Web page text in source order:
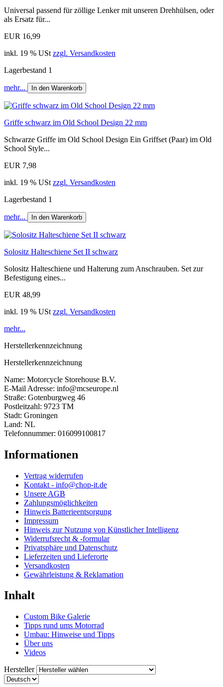
Universal passend für zöllige Lenker mit unseren Drehhülsen, oder
als Ersatz für...
EUR 16,99
inkl. 19 % USt zzgl. Versandkosten
Lagerbestand 1
mehr... In den Warenkorb
Griffe schwarz im Old School Design 22 mm
Schwarze Griffe im Old School Design Ein Griffset (Paar) im Old
School Style...
EUR 7,98
inkl. 19 % USt zzgl. Versandkosten
Lagerbestand 1
mehr... In den Warenkorb
Solositz Halteschiene Set II schwarz
Solositz Halteschiene und Halterung zum Anschrauben. Set zur
Befestigung eines...
EUR 48,99
inkl. 19 % USt zzgl. Versandkosten
mehr...
Herstellerkennzeichnung
Herstellerkennzeichnung
Name: Motorcycle Storehouse B.V.
E-Mail Adresse: info@mcseurope.nl
Straße: Gotenburgweg 46
Postleitzahl: 9723 TM
Stadt: Groningen
Land: NL
Telefonnummer: 016099100817
Informationen
Vertrag widerrufen
Kontakt - info@chop-it.de
Unsere AGB
Zahlungsmöglichkeiten
Hinweis Batterieentsorgung
Impressum
Hinweis zur Nutzung von Künstlicher Intelligenz
Widerrufsrecht & -formular
Privatsphäre und Datenschutz
Lieferzeiten und Lieferorte
Versandkosten
Gewährleistung & Reklamation
Inhalt
Custom Bike Galerie
Tipps rund ums Motorrad
Umbau: Hinweise und Tipps
Über uns
Videos
Hersteller